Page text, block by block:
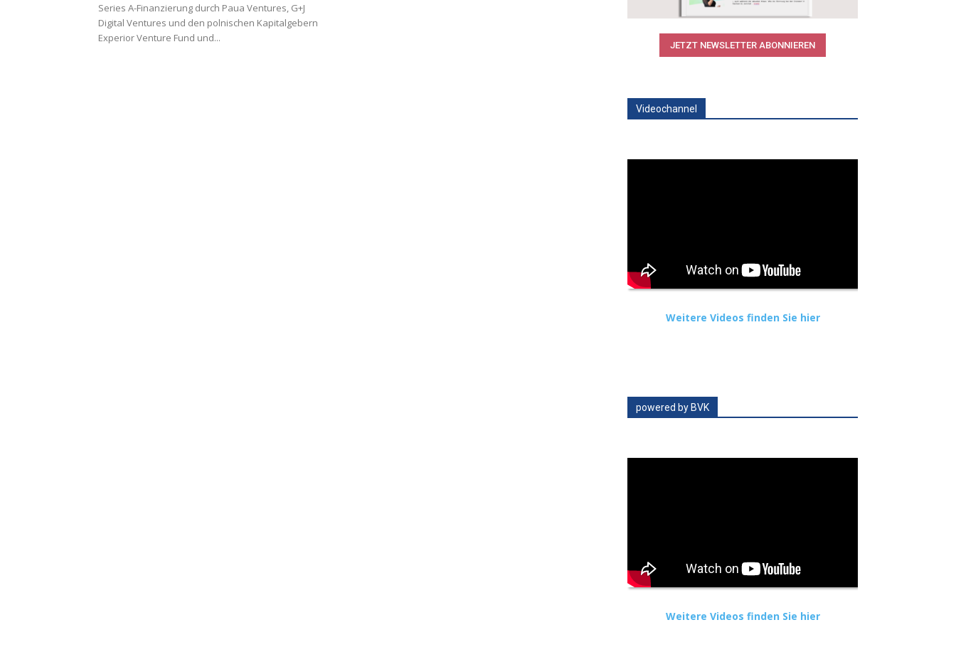
Series A-Finanzierung durch Paua Ventures, G+J
Digital Ventures und den polnischen Kapitalgebern
Experior Venture Fund und...
JETZT NEWSLETTER ABONNIEREN
Videochannel
Weitere Videos finden Sie hier
powered by BVK
Weitere Videos finden Sie hier